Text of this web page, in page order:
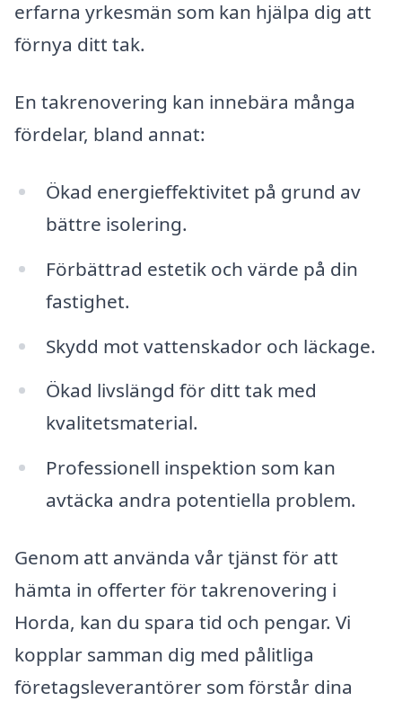
erfarna yrkesmän som kan hjälpa dig att
förnya ditt tak.
En takrenovering kan innebära många
fördelar, bland annat:
Ökad energieffektivitet på grund av
bättre isolering.
Förbättrad estetik och värde på din
fastighet.
Skydd mot vattenskador och läckage.
Ökad livslängd för ditt tak med
kvalitetsmaterial.
Professionell inspektion som kan
avtäcka andra potentiella problem.
Genom att använda vår tjänst för att
hämta in offerter för takrenovering i
Horda, kan du spara tid och pengar. Vi
kopplar samman dig med pålitliga
företagsleverantörer som förstår dina